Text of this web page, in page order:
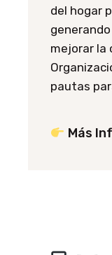
del hogar
mejorar la
pautas
Más